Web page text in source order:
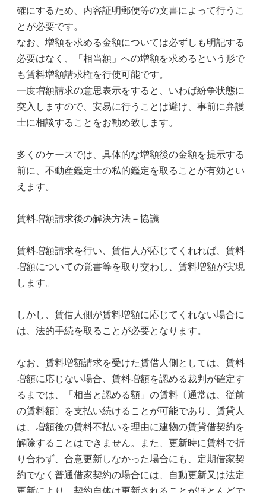
確にするため、内容証明郵便等の文書によって行うこ
とが必要です。
なお、増額を求める金額については必ずしも明記する
必要はなく、「相当額」への増額を求めるという形で
も賃料増額請求権を行使可能です。
一度増額請求の意思表示をすると、いわば紛争状態に
突入しますので、安易に行うことは避け、事前に弁護
士に相談することをお勧め致します。
多くのケースでは、具体的な増額後の金額を提示する
前に、不動産鑑定士の私的鑑定を取ることが有効とい
えます。
賃料増額請求後の解決方法－協議
賃料増額請求を行い、賃借人が応じてくれれば、賃料
増額についての覚書等を取り交わし、賃料増額が実現
します。
しかし、賃借人側が賃料増額に応じてくれない場合に
は、法的手続を取ることが必要となります。
なお、賃料増額請求を受けた賃借人側としては、賃料
増額に応じない場合、賃料増額を認める裁判が確定す
るまでは、「相当と認める額」の賃料〔通常は、従前
の賃料額〕を支払い続けることが可能であり、賃貸人
は、増額後の賃料不払いを理由に建物の賃貸借契約を
解除することはできません。また、更新時に賃料で折
り合わず、合意更新しなかった場合にも、定期借家契
約でなく普通借家契約の場合には、自動更新又は法定
更新により、契約自体は更新されることがほとんどで